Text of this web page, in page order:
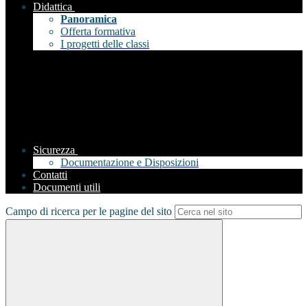
Didattica
Panoramica
Offerta formativa
I progetti delle classi
Sicurezza
Documentazione e Disposizioni
Contatti
Documenti utili
Campo di ricerca per le pagine del sito